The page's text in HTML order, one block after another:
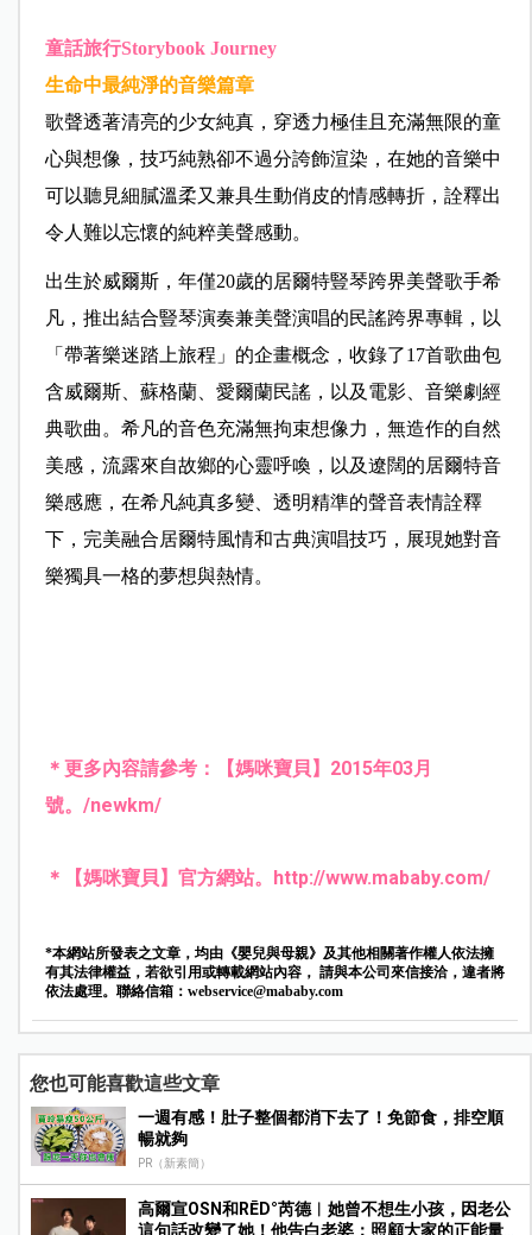
童話旅行Storybook Journey
生命中最純淨的音樂篇章
歌聲透著清亮的少女純真，穿透力極佳且充滿無限的童
心與想像，技巧純熟卻不過分誇飾渲染，在她的音樂中
可以聽見細膩溫柔又兼具生動俏皮的情感轉折，詮釋出
令人難以忘懷的純粹美聲感動。
出生於威爾斯，年僅20歲的居爾特豎琴跨界美聲歌手希
凡，推出結合豎琴演奏兼美聲演唱的民謠跨界專輯，以
「帶著樂迷踏上旅程」的企畫概念，收錄了17首歌曲包
含威爾斯、蘇格蘭、愛爾蘭民謠，以及電影、音樂劇經
典歌曲。希凡的音色充滿無拘束想像力，無造作的自然
美感，流露來自故鄉的心靈呼喚，以及遼闊的居爾特音
樂感應，在希凡純真多變、透明精準的聲音表情詮釋
下，完美融合居爾特風情和古典演唱技巧，展現她對音
樂獨具一格的夢想與熱情。
＊更多內容請參考：【媽咪寶貝】2015年03月
號。 /newkm/
＊【媽咪寶貝】官方網站。 http://www.mababy.com/
*本網站所發表之文章，均由《嬰兒與母親》及其他相關著作權人依法擁
有其法律權益，若欲引用或轉載網站內容， 請與本公司來信接洽，違者將
依法處理。聯絡信箱： webservice@mababy.com
您也可能喜歡這些文章
一週有感！肚子整個都消下去了！免節食，排空順
暢就夠
PR（新素簡）
高爾宣OSN和RĒD°芮德︱她曾不想生小孩，因老公
這句話改變了她！他告白老婆：照顧大家的正能量